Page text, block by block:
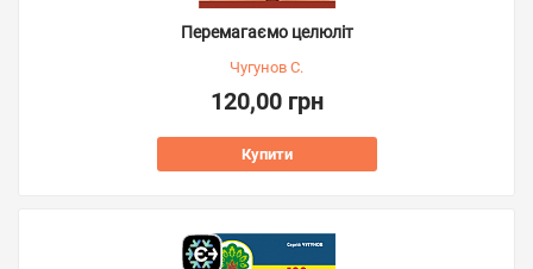
Перемагаємо целюліт
Чугунов С.
120,00 грн
Купити